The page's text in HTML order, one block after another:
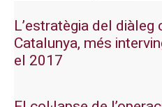
L’estratègia del
Catalunya, més
el 2017